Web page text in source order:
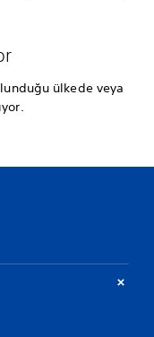
ülkede veya